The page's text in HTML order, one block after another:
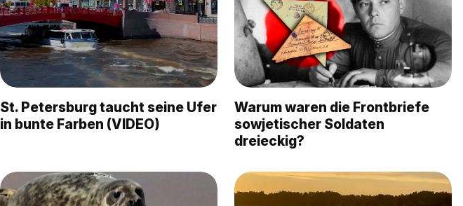
St. Petersburg taucht seine Ufer
in bunte Farben (VIDEO)
Warum waren die Frontbriefe
sowjetischer Soldaten
dreieckig?